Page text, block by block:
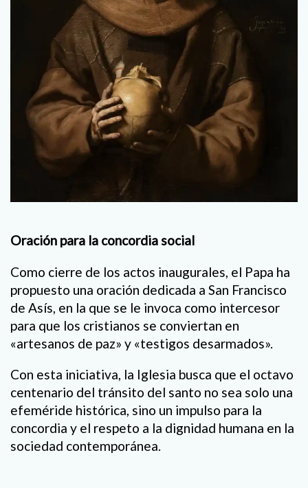
Oración para la concordia social
Como cierre de los actos inaugurales, el Papa ha
propuesto una oración dedicada a San Francisco
de Asís, en la que se le invoca como intercesor
para que los cristianos se conviertan en
«artesanos de paz» y «testigos desarmados».
Con esta iniciativa, la Iglesia busca que el octavo
centenario del tránsito del santo no sea solo una
efeméride histórica, sino un impulso para la
concordia y el respeto a la dignidad humana en la
sociedad contemporánea.